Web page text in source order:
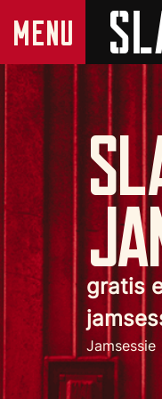
gratis
Jamsessie